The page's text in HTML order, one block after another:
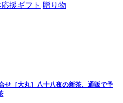
援ギフト 贈り物
せ［大丸］八十八夜の新茶、通販で予